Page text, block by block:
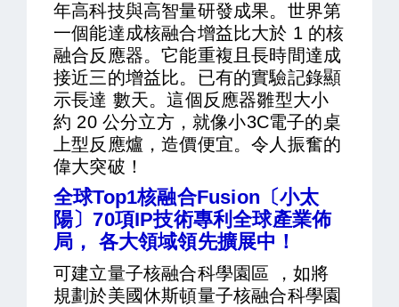
年高科技與高智量研發成果。世界第
一個能達成核融合增益比大於 1 的核
融合反應器。它能重複且長時間達成
接近三的增益比。已有的實驗記錄顯
示長達 數天。這個反應器雛型大小
約 20 公分立方，就像小3C電子的桌
上型反應爐，造價便宜。令人振奮的
偉大突破！
全球Top1核融合Fusion〔小太
陽〕70項IP技術專利全球產業佈
局， 各大領域領先擴展中！
可建立量子核融合科學園區 ，如將
規劃於美國休斯頓量子核融合科學園